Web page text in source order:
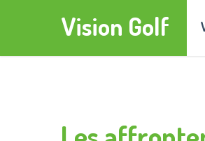
Vision Golf